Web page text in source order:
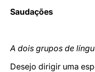
Saudações
A dois grupos de
Desejo dirigir uma